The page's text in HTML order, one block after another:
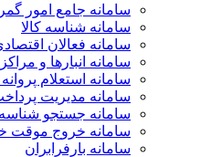
سامانه جامع امور
سامانه شناسه کالا
سامانه فعالان
سامانه انبارها و
سامانه استعلام
سامانه مدیریت
سامانه جستجو
سامانه خروج موقت
سامانه بارفرابران